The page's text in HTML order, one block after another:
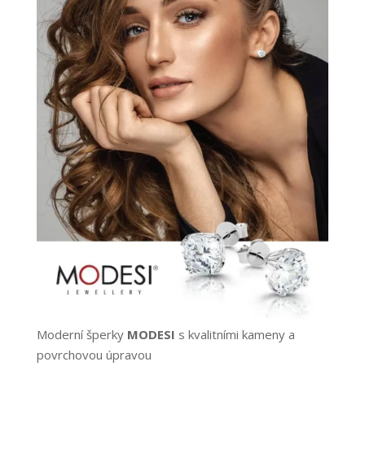
Moderní šperky MODESI s kvalitními kameny a
povrchovou úpravou